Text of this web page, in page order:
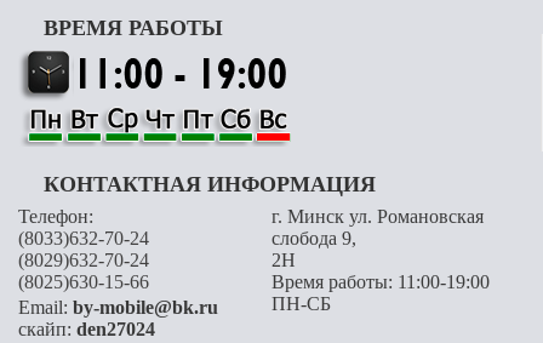
ВРЕМЯ РАБОТЫ
КОНТАКТНАЯ ИНФОРМАЦИЯ
Телефон:
(8033)632-70-24
(8029)632-70-24
(8025)630-15-66
Email: by-mobile@bk.ru
скайп: den27024
г. Минск ул. Романовская
слобода 9,
2H
Время работы: 11:00-19:00
ПН-СБ